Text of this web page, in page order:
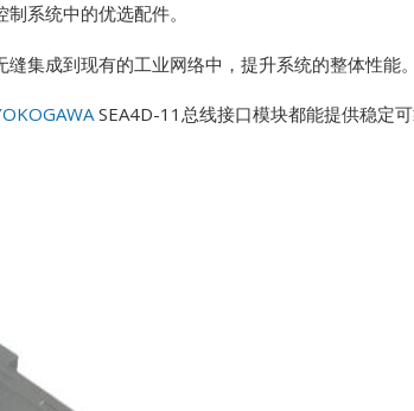
WATLOW ANAFAZE
WOODWARD
系统中的优选配件。
集成到现有的工业网络中，提升系统的整体性能。
SEA4D-11总线接口模块都能提供稳定